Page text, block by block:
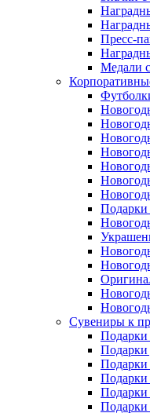
Пресс-
Медали
Подарки
Сувениры к
Подарки
Подарки
Подарки
Подарки
Подарки